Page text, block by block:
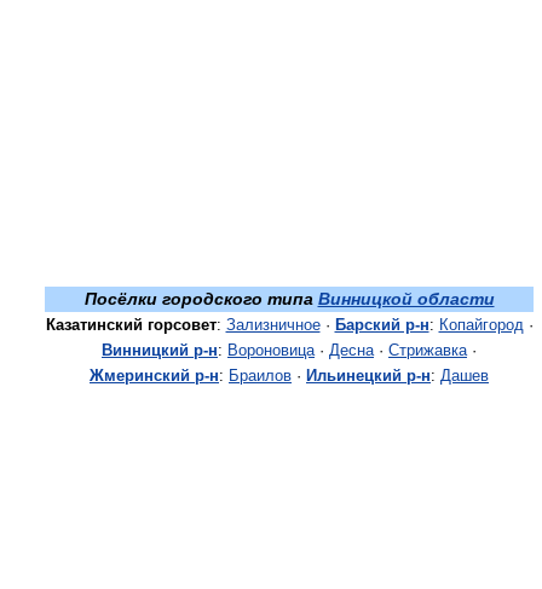
Посёлки городского типа Винницкой области
Казатинский горсовет: Зализничное· Барский р-н: Копайгород·
Винницкий р-н: Вороновица· Десна· Стрижавка·
Жмеринский р-н: Браилов · Ильинецкий р-н: Дашев